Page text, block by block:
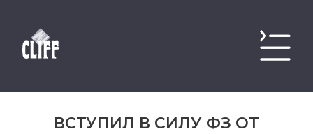
ВСТУПИЛ В СИЛУ ФЗ ОТ